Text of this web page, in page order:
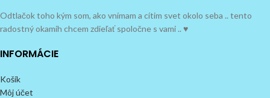
Odtlačok toho kým som, ako vnímam a cítim svet okolo seba .. tento
radostný okamih chcem zdieľať spoločne s vami .. ♥
INFORMÁCIE
Košík
Môj účet